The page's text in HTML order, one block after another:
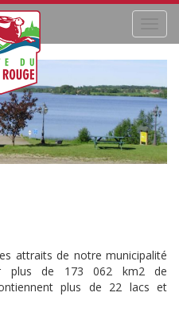
attraits de notre municipalité
plus de 173 062 km2 de
plus de 22 lacs et